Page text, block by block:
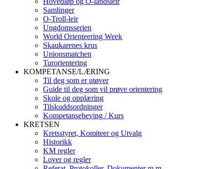
Samlinger
O-Troll-leir
Ungdomsserien
World Orienteering Week
Skaukarenes krus
Unionsmatchen
Turorientering
KOMPETANSE/LÆRING
Til deg som er utøver
Guide til deg som vil prøve orientering
Skole og opplæring
Tilskuddsordninger
Kompetanseheving / Kurs
KRETSEN
Kretsstyret, Komiteer og Utvalg
Historikk
KM regler
Lover og regler